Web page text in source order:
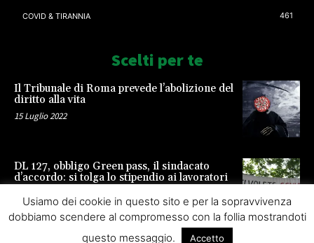
COVID & TIRANNIA 461
Scelti per te
Il Tribunale di Roma prevede l’abolizione del
diritto alla vita
15 Luglio 2022
DL 127, obbligo Green pass, il sindacato
d’accordo: si tolga lo stipendio ai lavoratori
Usiamo dei cookie in questo sito e per la sopravvivenza
dobbiamo scendere al compromesso con la follia mostrandoti
questo messaggio.
Accetto